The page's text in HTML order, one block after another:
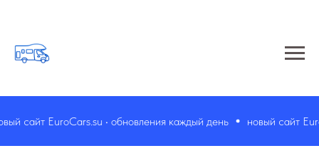
сайт EuroCars.su • обновления каждый день новый сайт